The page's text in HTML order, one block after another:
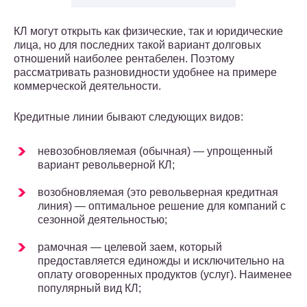
КЛ могут открыть как физические, так и юридические
лица, но для последних такой вариант долговых
отношений наиболее рентабелен. Поэтому
рассматривать разновидности удобнее на примере
коммерческой деятельности.
Кредитные линии бывают следующих видов:
невозобновляемая (обычная) ― упрощенный
вариант револьверной КЛ;
возобновляемая (это револьверная кредитная
линия) ― оптимальное решение для компаний с
сезонной деятельностью;
рамочная ― целевой заем, который
предоставляется единожды и исключительно на
оплату оговоренных продуктов (услуг). Наименее
популярный вид КЛ;